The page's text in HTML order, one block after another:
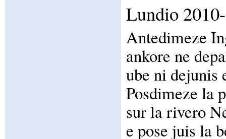
Lundio
Antedimeze
ankore ne
ube ni dejunis
Posdimeze la
sur la rivero
e pose juis la